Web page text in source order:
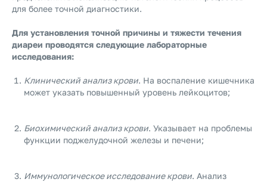
для более точной диагностики.
Для установления точной причины и тяжести течения
диареи проводятся следующие лабораторные
исследования:
Клинический анализ крови. На воспаление кишечника
может указать повышенный уровень лейкоцитов;
Биохимический анализ крови. Указывает на проблемы
функции поджелудочной железы и печени;
Иммунологическое исследование крови. Анализ